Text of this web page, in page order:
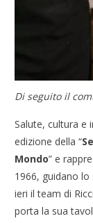
Di seguito il
Salute, cultura e
edizione della “
Mondo” e
1966, guidano
ieri il team di
porta la sua